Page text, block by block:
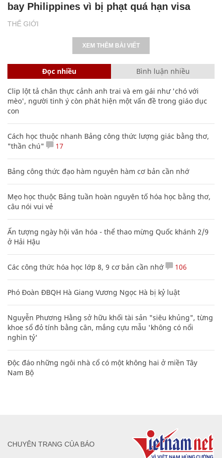
THẾ GIỚI
bay Philippines vì bị phạt quá hạn visa
XEM THÊM BÀI VIẾT
Đọc nhiều Bình luận nhiều
Clip lột tả chân thực cảnh anh trai và em gái như 'chó với
mèo', người tinh ý còn phát hiện một vấn đề trong giáo dục
con
Cách học thuộc nhanh Bảng công thức lượng giác bằng thơ,
"thần chú"
17
Bảng công thức đạo hàm nguyên hàm cơ bản cần nhớ
Mẹo học thuộc Bảng tuần hoàn nguyên tố hóa học bằng thơ,
câu nói vui vẻ
Ấn tượng ngày hội văn hóa - thể thao mừng Quốc khánh 2/9
ở Hải Hậu
Các công thức hóa học lớp 8, 9 cơ bản cần nhớ 106
Phó Đoàn ĐBQH Hà Giang Vương Ngọc Hà bị kỷ luật
Nguyễn Phương Hằng sở hữu khối tài sản "siêu khủng", từng
khoe sổ đỏ tính bằng cân, mắng cựu mẫu 'không có nổi
nghìn tỷ'
Độc đáo những ngôi nhà cổ có một không hai ở miền Tây
Nam Bộ
CHUYÊN TRANG CỦA BÁO